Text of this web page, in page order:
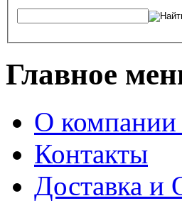
Главное
О компании
Контакты
Доставка и